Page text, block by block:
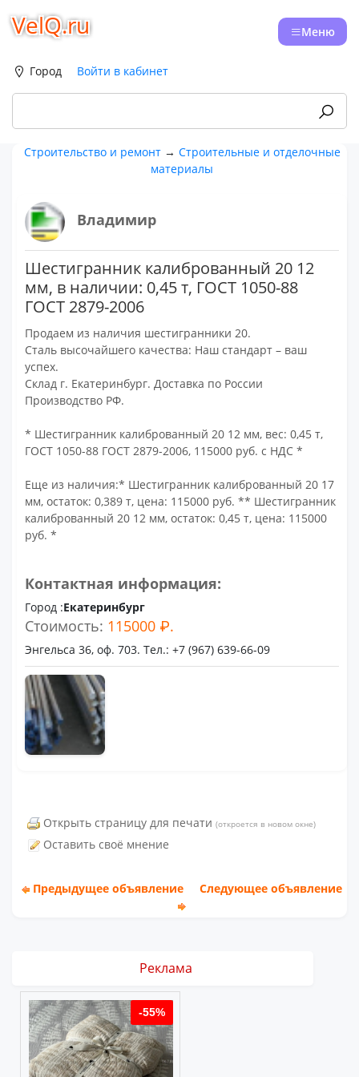
VelQ.ru Меню
Город Войти в кабинет
Строительство и ремонт→ Строительные и отделочные
материалы
Владимир
Шестигранник калиброванный 20 12
мм, в наличии: 0,45 т, ГОСТ 1050-88
ГОСТ 2879-2006
Продаем из наличия шестигранники 20.
Сталь высочайшего качества: Наш стандарт – ваш
успех.
Склад г. Екатеринбург. Доставка по России
Производство РФ.
* Шестигранник калиброванный 20 12 мм, вес: 0,45 т,
ГОСТ 1050-88 ГОСТ 2879-2006, 115000 руб. с НДС *
Еще из наличия:* Шестигранник калиброванный 20 17
мм, остаток: 0,389 т, цена: 115000 руб. ** Шестигранник
калиброванный 20 12 мм, остаток: 0,45 т, цена: 115000
руб. *
Контактная информация:
Город :Екатеринбург
Стоимость: 115000 ₽.
Энгельса 36, оф. 703. Тел.: +7 (967) 639-66-09
Открыть страницу для печати (откроется в новом окне)
Оставить своё мнение
Предыдущее объявление Следующее объявление
Реклама
-55%